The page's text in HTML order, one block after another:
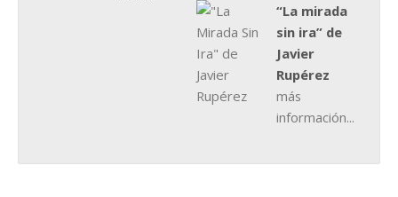
“La mirada
sin ira” de
Javier
Rupérez
más
información...